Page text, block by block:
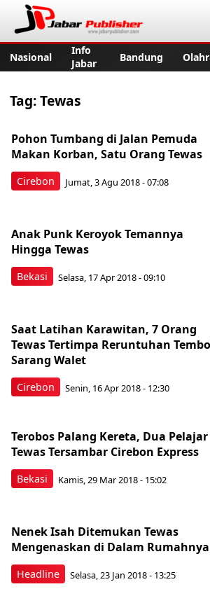
Nasional
Info
Jabar
Bandung
Tag:Tewas
Cirebon
Pohon Tumbang di Jalan Pemuda
Makan Korban, Satu Orang Tewas
Jumat, 3 Agu 2018 - 07:08
Bekasi
Anak Punk Keroyok Temannya
Hingga Tewas
Selasa, 17 Apr 2018 - 09:10
Cirebon
Saat Latihan Karawitan, 7 Orang
Tewas Tertimpa Reruntuhan
Sarang Walet
Senin, 16 Apr 2018 - 12:30
Bekasi
Terobos Palang Kereta, Dua Pelajar
Tewas Tersambar Cirebon Express
Kamis, 29 Mar 2018 - 15:02
Headline
Nenek Isah Ditemukan Tewas
Mengenaskan di Dalam Rumahnya
Selasa, 23 Jan 2018 - 13:25